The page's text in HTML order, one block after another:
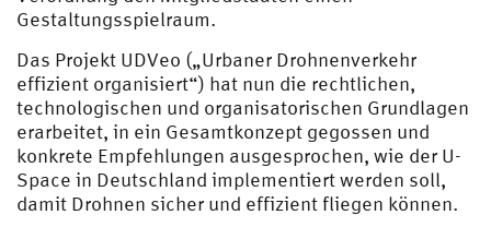
Gestaltungsspielraum.
Das Projekt UDVeo („Urbaner Drohnenverkehr
effizient organisiert“) hat nun die rechtlichen,
technologischen und organisatorischen Grundlagen
erarbeitet, in ein Gesamtkonzept gegossen und
konkrete Empfehlungen ausgesprochen, wie der U-
Space in Deutschland implementiert werden soll,
damit Drohnen sicher und effizient fliegen können.